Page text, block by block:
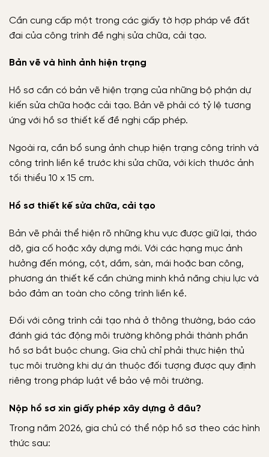
Cần cung cấp một trong các giấy tờ hợp pháp về đất
đai của công trình đề nghị sửa chữa, cải tạo.
Bản vẽ và hình ảnh hiện trạng
Hồ sơ cần có bản vẽ hiện trạng của những bộ phận dự
kiến sửa chữa hoặc cải tạo. Bản vẽ phải có tỷ lệ tương
ứng với hồ sơ thiết kế đề nghị cấp phép.
Ngoài ra, cần bổ sung ảnh chụp hiện trạng công trình và
công trình liền kề trước khi sửa chữa, với kích thước ảnh
tối thiểu 10 x 15 cm.
Hồ sơ thiết kế sửa chữa, cải tạo
Bản vẽ phải thể hiện rõ những khu vực được giữ lại, tháo
dỡ, gia cố hoặc xây dựng mới. Với các hạng mục ảnh
hưởng đến móng, cột, dầm, sàn, mái hoặc ban công,
phương án thiết kế cần chứng minh khả năng chịu lực và
bảo đảm an toàn cho công trình liền kề.
Đối với công trình cải tạo nhà ở thông thường, báo cáo
đánh giá tác động môi trường không phải thành phần
hồ sơ bắt buộc chung. Gia chủ chỉ phải thực hiện thủ
tục môi trường khi dự án thuộc đối tượng được quy định
riêng trong pháp luật về bảo vệ môi trường.
Nộp hồ sơ xin giấy phép xây dựng ở đâu?
Trong năm 2026, gia chủ có thể nộp hồ sơ theo các hình
thức sau: